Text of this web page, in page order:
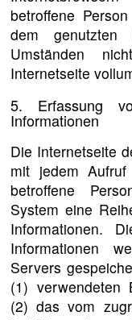
betroffene
dem genutzten
Umständen
Internetseite
5. Erfassung
Informationen
Die Internetseite
mit jedem
betroffene
System eine
Informationen.
Informationen
Servers
(1) verwendeten
(2) das vom